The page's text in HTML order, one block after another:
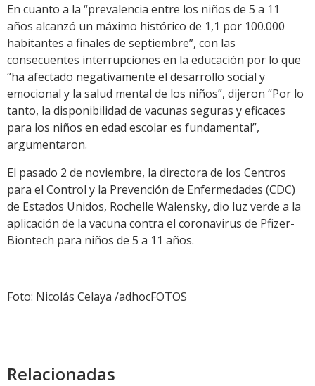
En cuanto a la “prevalencia entre los niños de 5 a 11
años alcanzó un máximo histórico de 1,1 por 100.000
habitantes a finales de septiembre”, con las
consecuentes interrupciones en la educación por lo que
“ha afectado negativamente el desarrollo social y
emocional y la salud mental de los niños”, dijeron “Por lo
tanto, la disponibilidad de vacunas seguras y eficaces
para los niños en edad escolar es fundamental”,
argumentaron.
El pasado 2 de noviembre, la directora de los Centros
para el Control y la Prevención de Enfermedades (CDC)
de Estados Unidos, Rochelle Walensky, dio luz verde a la
aplicación de la vacuna contra el coronavirus de Pfizer-
Biontech para niños de 5 a 11 años.
Foto: Nicolás Celaya /adhocFOTOS
Relacionadas